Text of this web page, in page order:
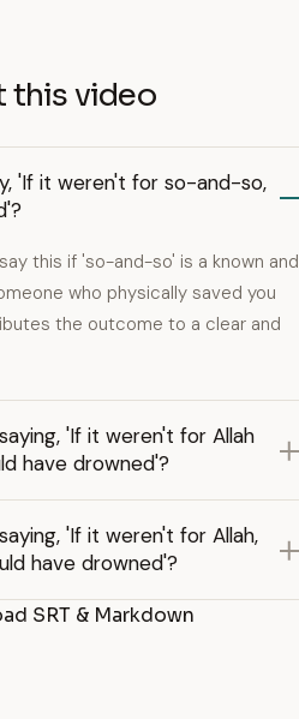
this video
'If it weren't for so-and-so,
this if 'so-and-so' is a known and
who physically saved you
the outcome to a clear and
'If it weren't for Allah
have drowned'?
'If it weren't for Allah,
have drowned'?
SRT & Markdown